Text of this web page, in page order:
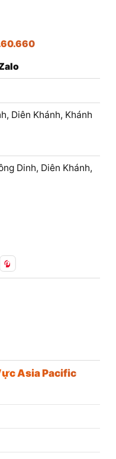
Diên Khánh, Khánh
Dinh, Diên Khánh,
Asia Pacific